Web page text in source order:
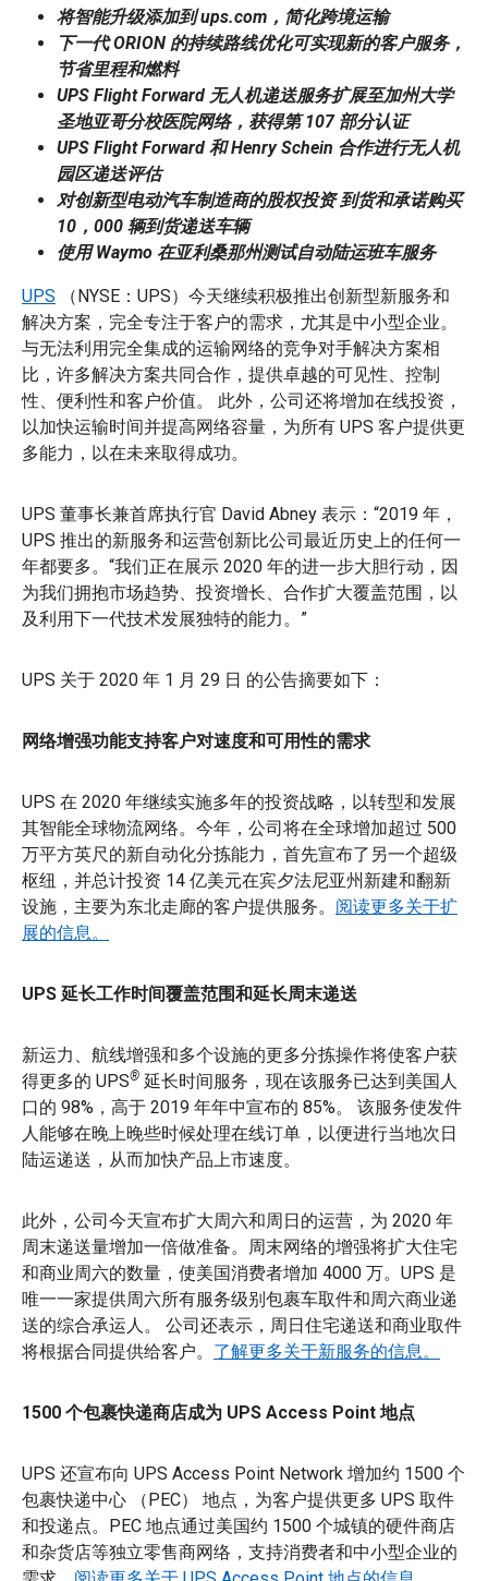
将智能升级添加到 ups.com，简化跨境运输
下一代 ORION 的持续路线优化可实现新的客户服务，
节省里程和燃料
UPS Flight Forward 无人机递送服务扩展至加州大学
圣地亚哥分校医院网络，获得第 107 部分认证
UPS Flight Forward 和 Henry Schein 合作进行无人机
园区递送评估
对创新型电动汽车制造商的股权投资 到货和承诺购买
10，000 辆到货递送车辆
使用 Waymo 在亚利桑那州测试自动陆运班车服务
UPS （NYSE：UPS）今天继续积极推出创新型新服务和
解决方案，完全专注于客户的需求，尤其是中小型企业。
与无法利用完全集成的运输网络的竞争对手解决方案相
比，许多解决方案共同合作，提供卓越的可见性、控制
性、便利性和客户价值。 此外，公司还将增加在线投资，
以加快运输时间并提高网络容量，为所有 UPS 客户提供更
多能力，以在未来取得成功。
UPS 董事长兼首席执行官 David Abney 表示：“2019 年，
UPS 推出的新服务和运营创新比公司最近历史上的任何一
年都要多。“我们正在展示 2020 年的进一步大胆行动，因
为我们拥抱市场趋势、投资增长、合作扩大覆盖范围，以
及利用下一代技术发展独特的能力。”
UPS 关于 2020 年 1 月 29 日 的公告摘要如下：
网络增强功能支持客户对速度和可用性的需求
UPS 在 2020 年继续实施多年的投资战略，以转型和发展
其智能全球物流网络。今年，公司将在全球增加超过 500
万平方英尺的新自动化分拣能力，首先宣布了另一个超级
枢纽，并总计投资 14 亿美元在宾夕法尼亚州新建和翻新
设施，主要为东北走廊的客户提供服务。 阅读更多关于扩
展的信息。
UPS 延长工作时间覆盖范围和延长周末递送
新运力、航线增强和多个设施的更多分拣操作将使客户获
得更多的 UPS® 延长时间服务，现在该服务已达到美国人
口的 98%，高于 2019 年年中宣布的 85%。 该服务使发件
人能够在晚上晚些时候处理在线订单，以便进行当地次日
陆运递送，从而加快产品上市速度。
此外，公司今天宣布扩大周六和周日的运营，为 2020 年
周末递送量增加一倍做准备。周末网络的增强将扩大住宅
和商业周六的数量，使美国消费者增加 4000 万。UPS 是
唯一一家提供周六所有服务级别包裹车取件和周六商业递
送的综合承运人。 公司还表示，周日住宅递送和商业取件
将根据合同提供给客户。 了解更多关于新服务的信息。
1500 个包裹快递商店成为 UPS Access Point 地点
UPS 还宣布向 UPS Access Point Network 增加约 1500 个
包裹快递中心 （PEC） 地点，为客户提供更多 UPS 取件
和投递点。PEC 地点通过美国约 1500 个城镇的硬件商店
和杂货店等独立零售商网络，支持消费者和中小型企业的